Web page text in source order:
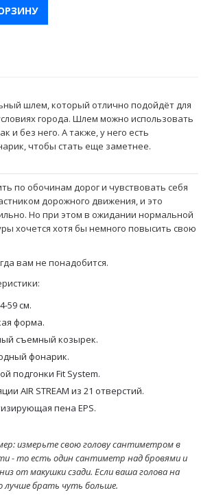
шлем, который отлично подойдёт для
города. Шлем можно использовать
и без него. А также, у него есть
чтобы стать еще заметнее.
по обочинам дорог и чувствовать себя
дорожного движения, и это
Но при этом в ожидании нормальной
хочется хотя бы немного повысить свою
вам не понадобится.
59 см.
форма.
съемный козырек.
фонарик.
подгонки Fit System.
AIR STREAM из 21 отверстий.
пена EPS.
измерьте свою голову сантиметром в
- то есть один сантиметр над бровями и
от макушки сзади. Если ваша голова на
лучше брать чуть больше.